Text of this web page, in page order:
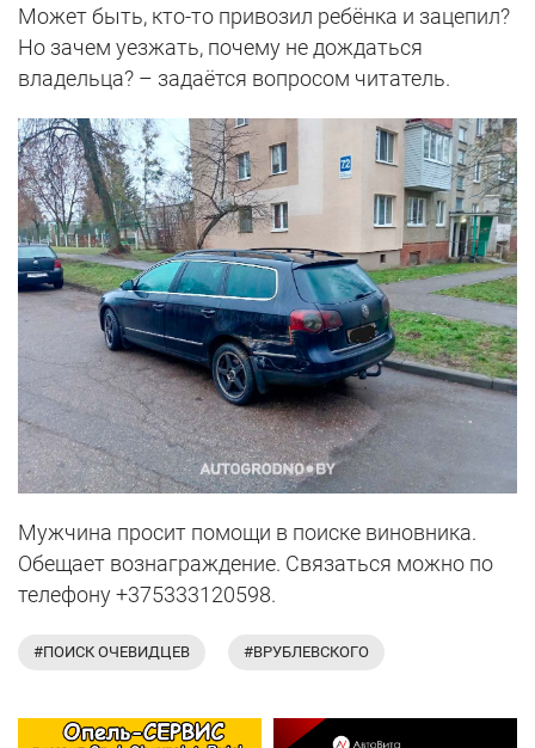
Может быть, кто-то привозил ребёнка и зацепил?
Но зачем уезжать, почему не дождаться
владельца? – задаётся вопросом читатель.
Мужчина просит помощи в поиске виновника.
Обещает вознаграждение. Связаться можно по
телефону +375333120598.
#ПОИСК ОЧЕВИДЦЕВ #ВРУБЛЕВСКОГО